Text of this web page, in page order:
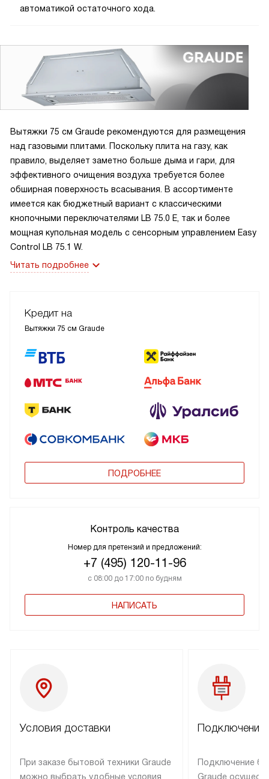
автоматикой остаточного хода.
Вытяжки 75 см Graude рекомендуются для размещения
над газовыми плитами. Поскольку плита на газу, как
правило, выделяет заметно больше дыма и гари, для
эффективного очищения воздуха требуется более
обширная поверхность всасывания. В ассортименте
имеется как бюджетный вариант с классическими
кнопочными переключателями LB 75.0 E, так и более
мощная купольная модель с сенсорным управлением Easy
Control LB 75.1 W.
Читать подробнее
Кредит на
Вытяжки 75 см Graude
ПОДРОБНЕЕ
Контроль качества
Номер для претензий и предложений:
+7 (495) 120-11-96
с 08:00 до 17:00 по будням
НАПИСАТЬ
Условия доставки
При заказе бытовой техники Graude
можно выбрать удобные условия
Подключение
Подключение
Graude